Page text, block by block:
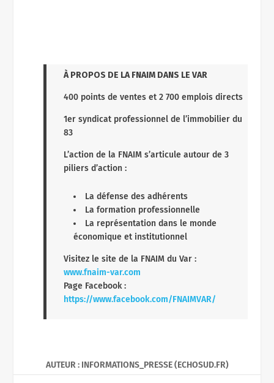
À PROPOS DE LA FNAIM DANS LE VAR
400 points de ventes et 2 700 emplois directs
1ersyndicat professionnel de l’immobilier du
83
L’action de la FNAIM s’articule autour de 3
piliers d’action :
La défense des adhérents
La formation professionnelle
La représentation dans le monde
économique et institutionnel
Visitez le site de la FNAIM du Var :
www.fnaim-var.com
Page Facebook :
https://www.facebook.com/FNAIMVAR/
AUTEUR : INFORMATIONS_PRESSE (ECHOSUD.FR)